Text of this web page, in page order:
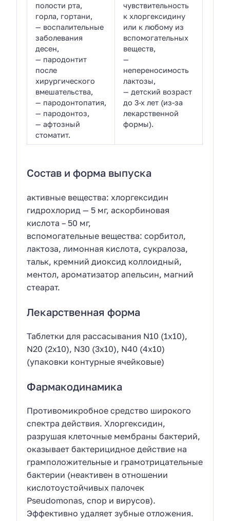
полости рта,
горла, гортани,
— воспалительные
заболевания
десен,
— пародонтит
после
хирургического
вмешательства,
— пародонтопатия,
— пародонтоз,
— афтозный
стоматит.
чувствительность
к хлоргексидину
или к любому из
вспомогательных
веществ,
—
непереносимость
лактозы,
— детский возраст
до 3-х лет (из-за
лекарственной
формы).
Состав и форма выпуска
активные вещества: хлоргексидин
гидрохлорид — 5 мг, аскорбиновая
кислота – 50 мг,
вспомогательные вещества: сорбитол,
лактоза, лимонная кислота, сукралоза,
тальк, кремний диоксид коллоидный,
ментол, ароматизатор апельсин, магний
стеарат.
Лекарственная форма
Таблетки для рассасывания N10 (1х10),
N20 (2х10), N30 (3х10), N40 (4х10)
(упаковки контурные ячейковые)
Фармакодинамика
Противомикробное средство широкого
спектра действия. Хлоргексидин,
разрушая клеточные мембраны бактерий,
оказывает бактерицидное действие на
грамположительные и грамотрицательные
бактерии (неактивен в отношении
кислотоустойчивых палочек
Pseudomonas, спор и вирусов).
Эффективно удаляет зубные отложения.